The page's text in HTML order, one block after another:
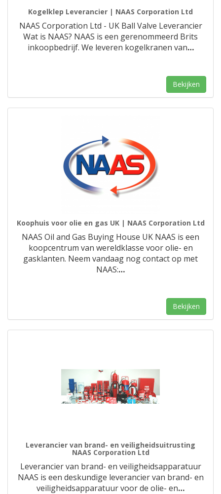
Kogelklep Leverancier | NAAS Corporation Ltd
NAAS Corporation Ltd - UK Ball Valve Leverancier
Wat is NAAS? NAAS is een gerenommeerd Brits
inkoopbedrijf. We leveren kogelkranen van…
Bekijken
Koophuis voor olie en gas UK | NAAS Corporation Ltd
NAAS Oil and Gas Buying House UK NAAS is een
koopcentrum van wereldklasse voor olie- en
gasklanten. Neem vandaag nog contact op met
NAAS:…
Bekijken
Leverancier van brand- en veiligheidsuitrusting
NAAS Corporation Ltd
Leverancier van brand- en veiligheidsapparatuur
NAAS is een deskundige leverancier van brand- en
veiligheidsapparatuur voor de olie- en…